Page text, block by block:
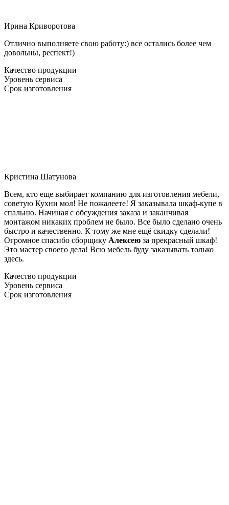
Ирина Криворотова
Отлично выполняете свою работу:) все остались более чем
довольны, респект!)
Качество продукции
Уровень сервиса
Срок изготовления
Кристина Шатунова
Всем, кто еще выбирает компанию для изготовления мебели,
советую Кухни мол! Не пожалеете! Я заказывала шкаф-купе в
спальню. Начиная с обсуждения заказа и заканчивая
монтажом никаких проблем не было. Все было сделано очень
быстро и качественно. К тому же мне ещё скидку сделали!
Огромное спасибо сборщику Алексею за прекрасный шкаф!
Это мастер своего дела! Всю мебель буду заказывать только
здесь.
Качество продукции
Уровень сервиса
Срок изготовления